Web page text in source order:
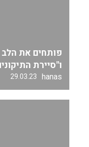
פותחים את הלב
ו"סיירת
hanas
29.03.23